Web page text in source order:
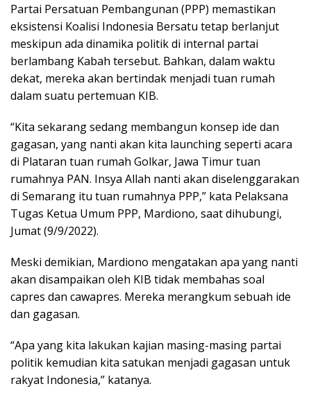
Partai Persatuan Pembangunan (PPP) memastikan
eksistensi Koalisi Indonesia Bersatu tetap berlanjut
meskipun ada dinamika politik di internal partai
berlambang Kabah tersebut. Bahkan, dalam waktu
dekat, mereka akan bertindak menjadi tuan rumah
dalam suatu pertemuan KIB.
“Kita sekarang sedang membangun konsep ide dan
gagasan, yang nanti akan kita launching seperti acara
di Plataran tuan rumah Golkar, Jawa Timur tuan
rumahnya PAN. Insya Allah nanti akan diselenggarakan
di Semarang itu tuan rumahnya PPP,” kata Pelaksana
Tugas Ketua Umum PPP, Mardiono, saat dihubungi,
Jumat (9/9/2022).
Meski demikian, Mardiono mengatakan apa yang nanti
akan disampaikan oleh KIB tidak membahas soal
capres dan cawapres. Mereka merangkum sebuah ide
dan gagasan.
“Apa yang kita lakukan kajian masing-masing partai
politik kemudian kita satukan menjadi gagasan untuk
rakyat Indonesia,” katanya.